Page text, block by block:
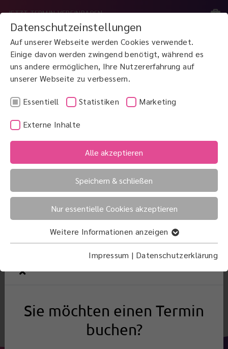
Datenschutzeinstellungen
Auf unserer Webseite werden Cookies verwendet.
Einige davon werden zwingend benötigt, während es
uns andere ermöglichen, Ihre Nutzererfahrung auf
unserer Webseite zu verbessern.
Essentiell Statistiken Marketing
Externe Inhalte
Alle akzeptieren
Speichern & schließen
Nur essentielle Cookies akzeptieren
Weitere Informationen anzeigen
Impressum | Datenschutzerklärung
JETZT TERMIN VEREINBAREN
JETZT ANRUFEN0800 3 100 900
Pachymeter Panophthalmitis
Palpebra
Palpebra
Palpebra ist ein medizinischer Fachausdruck für
die Augenlider.
Sie möchten einen Termin
buchen?